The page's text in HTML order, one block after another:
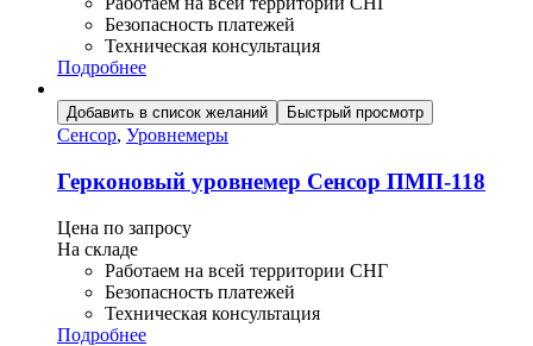
Безопасность платежей
Техническая консультация
Подробнее
Добавить в список желаний Быстрый просмотр
Сенсор, Уровнемеры
Герконовый уровнемер Сенсор ПМП-118
Цена по запросу
На складе
Работаем на всей территории СНГ
Безопасность платежей
Техническая консультация
Подробнее